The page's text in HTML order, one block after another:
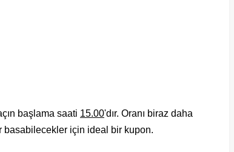
başlama saati 15.00'dır. Oranı biraz daha
basabilecekler için ideal bir kupon.